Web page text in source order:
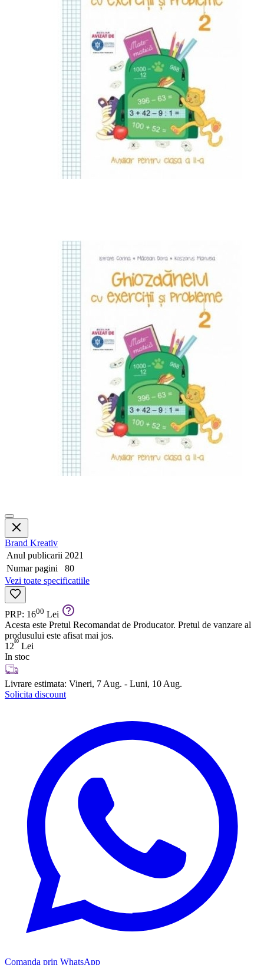
Brand Kreativ
Anul publicarii 2021
Numar pagini
80
Vezi toate specificatiile
PRP: 1600 Lei
Acesta este Pretul Recomandat de Producator. Pretul de vanzare al
produsului este afisat mai jos.
1280 Lei
In stoc
Livrare estimata: Vineri, 7 Aug. - Luni, 10 Aug.
Solicita discount
Comanda prin WhatsApp